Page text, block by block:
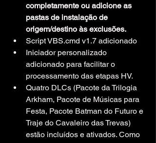
completamente ou adicione as
pastas de instalação de
origem/destino às exclusões.
Script VBS.cmd v1.7 adicionado
Iniciador personalizado
adicionado para facilitar o
processamento das etapas HV.
Quatro DLCs (Pacote da Trilogia
Arkham, Pacote de Músicas para
Festa, Pacote Batman do Futuro e
Traje do Cavaleiro das Trevas)
estão incluídos e ativados. Como